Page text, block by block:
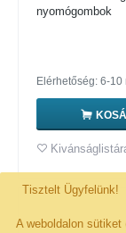
Tisztelt Ügyfelünk!
A weboldalon
nyomógombok
Elérhetőség: 6-10